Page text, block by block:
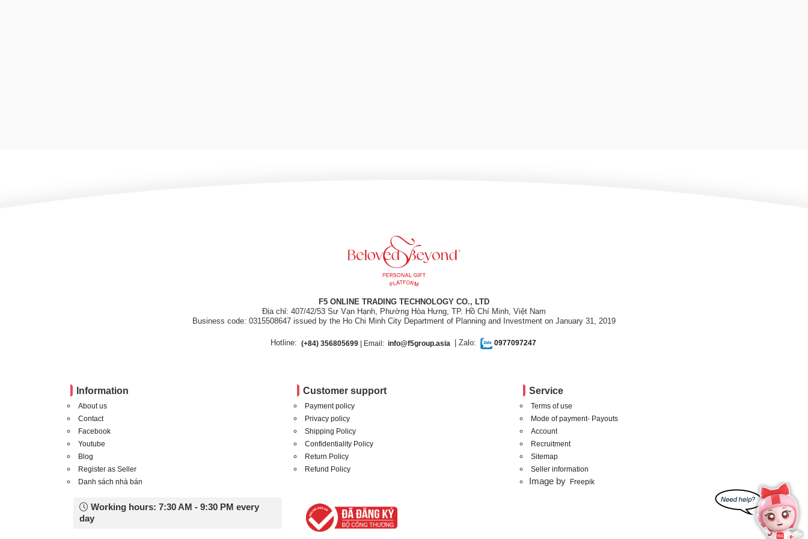
F5 ONLINE TRADING TECHNOLOGY CO., LTD
Địa chỉ: 407/42/53 Sư Vạn Hạnh, Phường Hòa Hưng, TP. Hồ Chí Minh, Việt Nam
Business code: 0315508647 issued by the Ho Chi Minh City Department of Planning and Investment on January 31, 2019
Hotline: (+84) 356805699| Email: info@f5group.asia | Zalo: 0977097247
Information
About us
Contact
Facebook
Youtube
Blog
Register as Seller
Danh sách nhà bán
Customer support
Payment policy
Privacy policy
Shipping Policy
Confidentiality Policy
Return Policy
Refund Policy
Service
Terms of use
Mode of payment- Payouts
Account
Recruitment
Sitemap
Seller information
Image by Freepik
Working hours: 7:30 AM - 9:30 PM every
day